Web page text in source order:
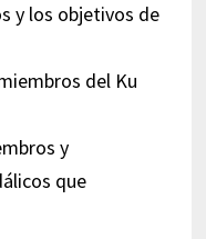
y los objetivos de
del Ku
y
que